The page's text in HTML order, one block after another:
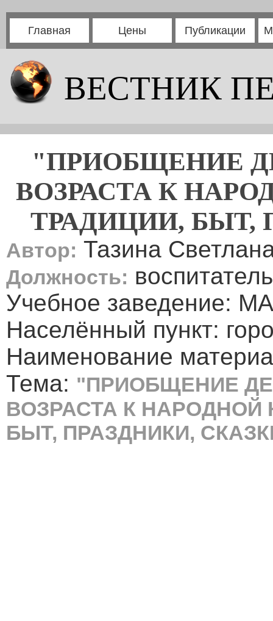
Главная Цены Публикации
ВЕСТНИК
"ПРИОБЩЕНИЕ
ВОЗРАСТА К
ТРАДИЦИИ, БЫТ,
Автор: Тазина
Должность: воспитатель
Учебное заведение:
Населённый пункт:
Наименование
Тема: "ПРИОБЩЕНИЕ
ВОЗРАСТА К НАРОДНОЙ
БЫТ, ПРАЗДНИКИ,